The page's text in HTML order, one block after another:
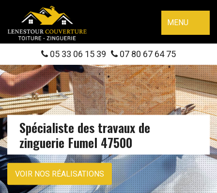
MENU
05 33 06 15 39 07 80 67 64 75
Spécialiste des travaux de
zinguerie Fumel 47500
VOIR NOS RÉALISATIONS